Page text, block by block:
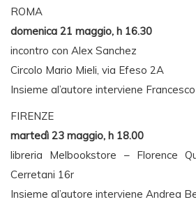
ROMA
domenica 21 maggio, h 16.30
incontro con Alex Sanchez
Circolo Mario Mieli, via Efeso 2A
Insieme al’autore interviene
FIRENZE
martedì 23 maggio, h 18.00
libreria Melbookstore – Florence
Cerretani 16r
Insieme al’autore interviene Andrea